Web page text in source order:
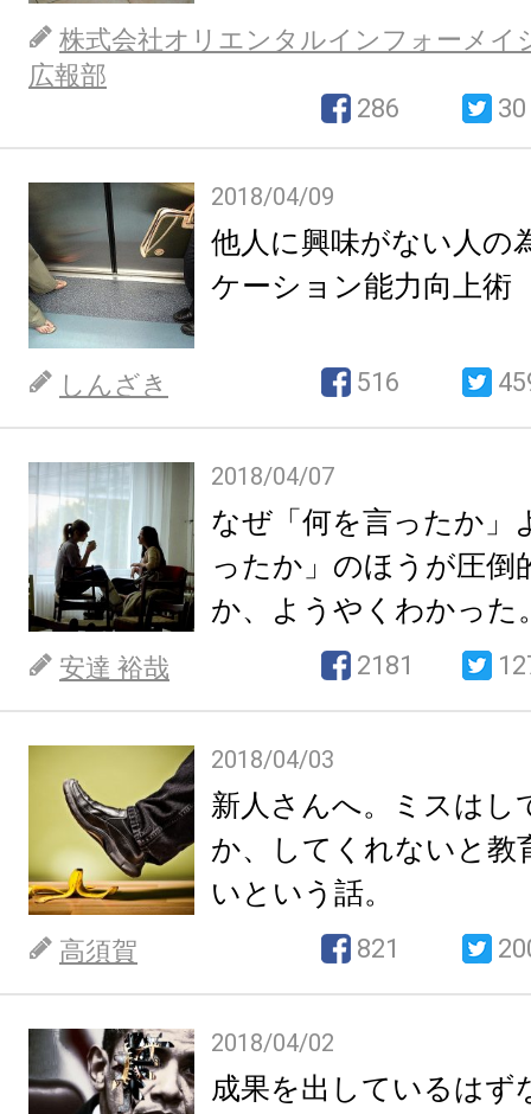
株式会社オリエンタルインフォーメイ
広報部
286
30
2018/04/09
他人に興味がない人の
ケーション能力向上術
しんざき 516
2018/04/07
なぜ「何を言ったか」
ったか」のほうが圧倒
か、ようやくわかった
安達 裕哉 2181
2018/04/03
新人さんへ。ミスはし
か、してくれないと教
いという話。
高須賀 821
2018/04/02
成果を出しているはず